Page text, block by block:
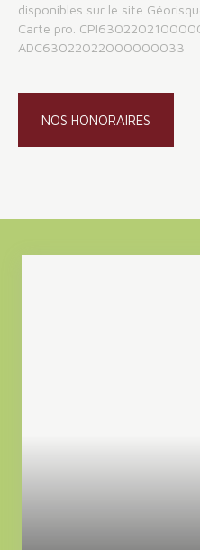
disponibles sur le site
Carte pro.
ADC63022022000000033
NOS HONORAIRES